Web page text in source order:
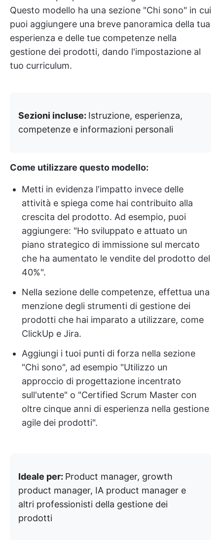
Questo modello ha una sezione "Chi sono" in cui
puoi aggiungere una breve panoramica della tua
esperienza e delle tue competenze nella
gestione dei prodotti, dando l'impostazione al
tuo curriculum.
Sezioni incluse: Istruzione, esperienza,
competenze e informazioni personali
Come utilizzare questo modello:
Metti in evidenza l'impatto invece delle
attività e spiega come hai contribuito alla
crescita del prodotto. Ad esempio, puoi
aggiungere: "Ho sviluppato e attuato un
piano strategico di immissione sul mercato
che ha aumentato le vendite del prodotto del
40%".
Nella sezione delle competenze, effettua una
menzione degli strumenti di gestione dei
prodotti che hai imparato a utilizzare, come
ClickUp e Jira.
Aggiungi i tuoi punti di forza nella sezione
"Chi sono", ad esempio "Utilizzo un
approccio di progettazione incentrato
sull'utente" o "Certified Scrum Master con
oltre cinque anni di esperienza nella gestione
agile dei prodotti".
Ideale per: Product manager, growth
product manager, IA product manager e
altri professionisti della gestione dei
prodotti